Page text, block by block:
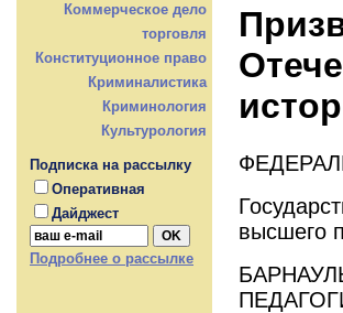
Коммерческое дело
торговля
Конституционное право
Криминалистика
Криминология
Культурология
Подписка на рассылку
Оперативная
Дайджест
Подробнее о рассылке
высшего